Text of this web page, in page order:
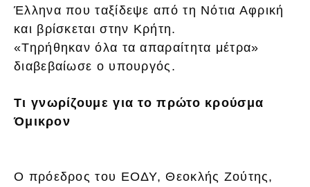
Έλληνα που ταξίδεψε από τη Νότια Αφρική
και βρίσκεται στην Κρήτη.
«Τηρήθηκαν όλα τα απαραίτητα μέτρα»
διαβεβαίωσε ο υπουργός.
Τι γνωρίζουμε για το πρώτο κρούσμα
Όμικρον
Ο πρόεδρος του ΕΟΔΥ, Θεοκλής Ζούτης,